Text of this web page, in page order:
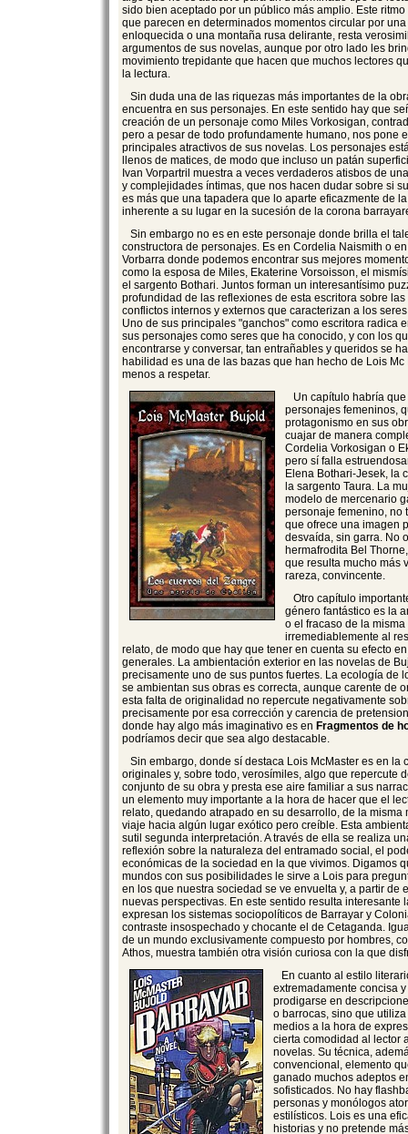
sido bien aceptado por un público más amplio. Este
que parecen en determinados momentos circular por
enloquecida o una montaña rusa delirante, resta
argumentos de sus novelas, aunque por otro lado les
movimiento trepidante que hacen que muchos lectores
la lectura.
Sin duda una de las riquezas más importantes de la
encuentra en sus personajes. En este sentido hay que
creación de un personaje como Miles Vorkosigan,
pero a pesar de todo profundamente humano, nos pone
principales atractivos de sus novelas. Los personajes
llenos de matices, de modo que incluso un patán
Ivan Vorpartril muestra a veces verdaderos atisbos de
y complejidades íntimas, que nos hacen dudar sobre si
es más que una tapadera que lo aparte eficazmente de
inherente a su lugar en la sucesión de la corona
Sin embargo no es en este personaje donde brilla el
constructora de personajes. Es en Cordelia Naismith o
Vorbarra donde podemos encontrar sus mejores
como la esposa de Miles, Ekaterine Vorsoisson, el
el sargento Bothari. Juntos forman un interesantísimo
profundidad de las reflexiones de esta escritora sobre
conflictos internos y externos que caracterizan a los
Uno de sus principales "ganchos" como escritora radica
sus personajes como seres que ha conocido, y con los
encontrarse y conversar, tan entrañables y queridos se
habilidad es una de las bazas que han hecho de Lois
menos a respetar.
Un capítulo habría
personajes femeninos,
protagonismo en sus
cuajar de manera
Cordelia Vorkosigan o
pero sí falla
Elena Bothari-Jesek, la
la sargento Taura. La
modelo de mercenario
personaje femenino, no
que ofrece una imagen
desvaída, sin garra. No
hermafrodita Bel
que resulta mucho más
rareza, convincente.
Otro capítulo
género fantástico es la
o el fracaso de la misma
irremediablemente al
relato, de modo que hay que tener en cuenta su efecto
generales. La ambientación exterior en las novelas de
precisamente uno de sus puntos fuertes. La ecología de
se ambientan sus obras es correcta, aunque carente de
esta falta de originalidad no repercute negativamente
precisamente por esa corrección y carencia de
donde hay algo más imaginativo es en Fragmentos de
podríamos decir que sea algo destacable.
Sin embargo, donde sí destaca Lois McMaster es en la
originales y, sobre todo, verosímiles, algo que repercute
conjunto de su obra y presta ese aire familiar a sus
un elemento muy importante a la hora de hacer que el
relato, quedando atrapado en su desarrollo, de la misma
viaje hacia algún lugar exótico pero creíble. Esta
sutil segunda interpretación. A través de ella se realiza
reflexión sobre la naturaleza del entramado social, el
económicas de la sociedad en la que vivimos. Digamos
mundos con sus posibilidades le sirve a Lois para
en los que nuestra sociedad se ve envuelta y, a partir de
nuevas perspectivas. En este sentido resulta interesante
expresan los sistemas sociopolíticos de Barrayar y
contraste insospechado y chocante el de Cetaganda.
de un mundo exclusivamente compuesto por hombres,
Athos, muestra también otra visión curiosa con la que
En cuanto al estilo
extremadamente concisa
prodigarse en
o barrocas, sino que
medios a la hora de
cierta comodidad al lector
novelas. Su técnica,
convencional, elemento
ganado muchos adeptos
sofisticados. No hay
personas y monólogos
estilísticos. Lois es una
historias y no pretende